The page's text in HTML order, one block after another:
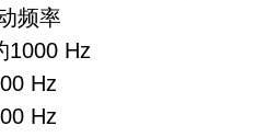
频率
1000 Hz
Hz
Hz